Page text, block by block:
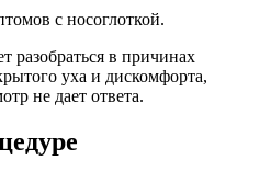
с носоглоткой.
разобраться в причинах
уха и дискомфорта,
не дает ответа.